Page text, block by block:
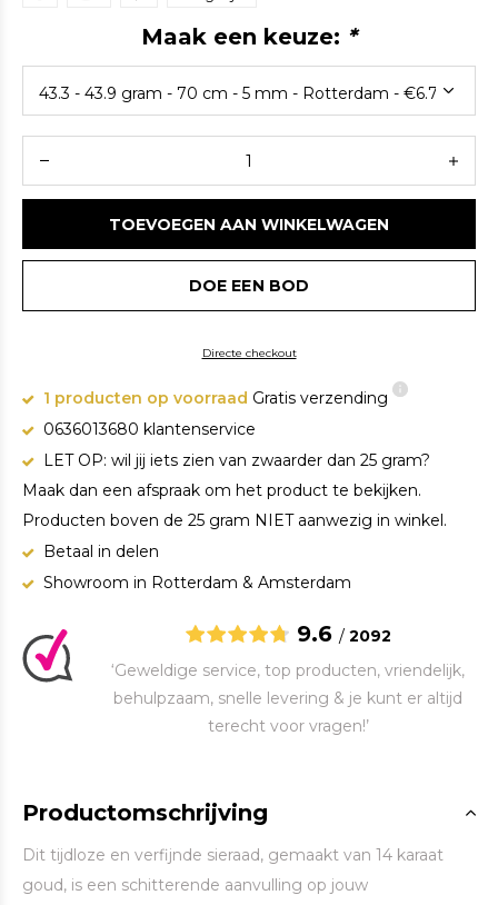
Maak een keuze: *
TOEVOEGEN AAN WINKELWAGEN
DOE EEN BOD
Directe checkout
1 producten op voorraad Gratis verzending
0636013680 klantenservice
LET OP: wil jij iets zien van zwaarder dan 25 gram?
Maak dan een afspraak om het product te bekijken.
Producten boven de 25 gram NIET aanwezig in winkel.
Betaal in delen
Showroom in Rotterdam & Amsterdam
9.6 / 2092
‘Geweldige service, top producten, vriendelijk,
behulpzaam, snelle levering & je kunt er altijd
terecht voor vragen!’
Productomschrijving
Dit tijdloze en verfijnde sieraad, gemaakt van 14 karaat
goud, is een schitterende aanvulling op jouw